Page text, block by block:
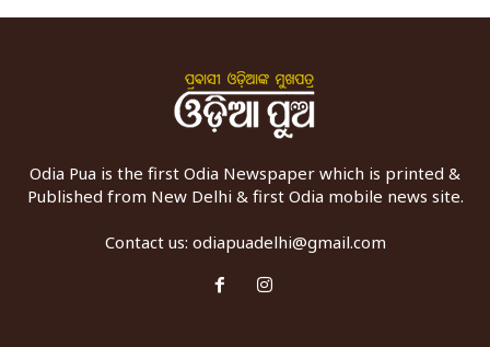
Odia Pua is the first Odia Newspaper which is printed &
Published from New Delhi & first Odia mobile news site.
Contact us: odiapuadelhi@gmail.com